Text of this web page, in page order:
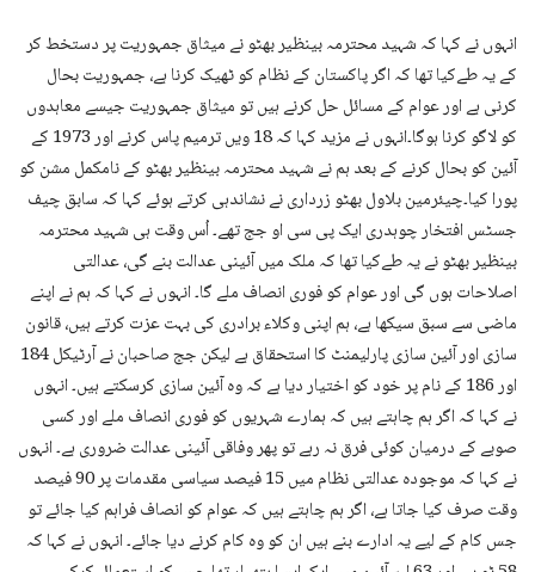
انہوں نے کہا کہ شہید محترمہ بینظیر بھٹو نے میثاق جمہوریت پر دستخط کر
کے یہ طےکیا تھا کہ اگر پاکستان کے نظام کو ٹھیک کرنا ہے، جمہوریت بحال
کرنی ہے اور عوام کے مسائل حل کرنے ہیں تو میثاق جمہوریت جیسے معاہدوں
کو لاگو کرنا ہوگا۔انہوں نے مزید کہا کہ 18 ویں ترمیم پاس کرنے اور 1973 کے
آئین کو بحال کرنے کے بعد ہم نے شہید محترمہ بینظیر بھٹو کے نامکمل مشن کو
پورا کیا۔چیئرمین بلاول بھٹو زرداری نے نشاندہی کرتے ہوئے کہا کہ سابق چیف
جسٹس افتخار چوہدری ایک پی سی او جج تھے۔ اُس وقت ہی شہید محترمہ
بینظیر بھٹو نے یہ طےکیا تھا کہ ملک میں آئینی عدالت بنے گی، عدالتی
اصلاحات ہوں گی اور عوام کو فوری انصاف ملے گا۔ انہوں نے کہا کہ ہم نے اپنے
ماضی سے سبق سیکھا ہے، ہم اپنی وکلاء برادری کی بہت عزت کرتے ہیں، قانون
سازی اور آئین سازی پارلیمنٹ کا استحقاق ہے لیکن جج صاحبان نے آرٹیکل 184
اور 186 کے نام پر خود کو اختیار دیا ہے کہ وہ آئین سازی کرسکتے ہیں۔ انہوں
نے کہا کہ اگر ہم چاہتے ہیں کہ ہمارے شہریوں کو فوری انصاف ملے اور کسی
صوبے کے درمیان کوئی فرق نہ رہے تو پھر وفاقی آئینی عدالت ضروری ہے۔ انہوں
نے کہا کہ موجودہ عدالتی نظام میں 15 فیصد سیاسی مقدمات پر 90 فیصد
وقت صرف کیا جاتا ہے، اگر ہم چاہتے ہیں کہ عوام کو انصاف فراہم کیا جائے تو
جس کام کے لیے یہ ادارے بنے ہیں ان کو وہ کام کرنے دیا جائے۔ انہوں نے کہا کہ